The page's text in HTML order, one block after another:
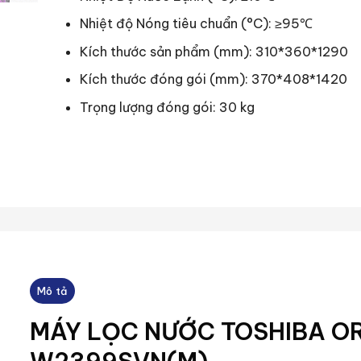
Nhiệt độ Nóng tiêu chuẩn (°C): ≥95℃
Kích thước sản phẩm (mm): 310*360*1290
Kích thước đóng gói (mm): 370*408*1420
Trọng lượng đóng gói: 30 kg
Mô tả
MÁY LỌC NƯỚC TOSHIBA